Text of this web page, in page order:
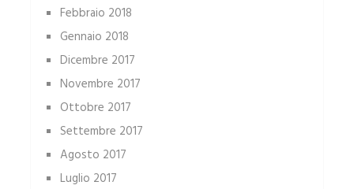
Febbraio 2018
Gennaio 2018
Dicembre 2017
Novembre 2017
Ottobre 2017
Settembre 2017
Agosto 2017
Luglio 2017